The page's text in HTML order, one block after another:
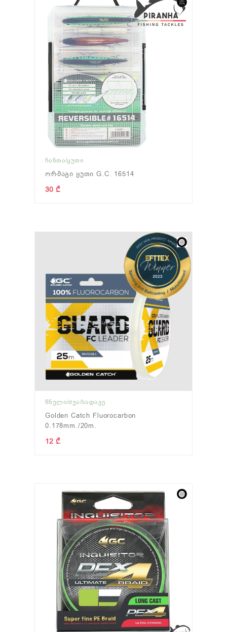
ᲩᲐᲜᲗᲐ/ᲧᲣᲗᲘ
Ორმაგი Ყუთი G.C. 16514
30 ₾
ᲬᲜᲣᲚᲘ/ᲫᲣᲐ/ᲡᲐᲓᲐᲕᲔ
Golden Catch Fluorocarbon
0.178mm./20m.
12 ₾